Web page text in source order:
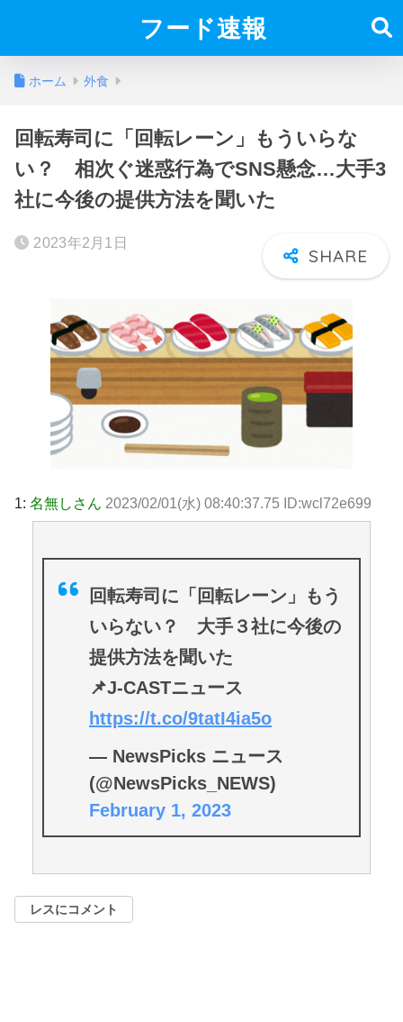
フード速報
ホーム 外食
回転寿司に「回転レーン」もういらな
い？ 相次ぐ迷惑行為でSNS懸念…大手3
社に今後の提供方法を聞いた
2023年2月1日
1: 名無しさん 2023/02/01(水) 08:40:37.75 ID:wcl72e699
回転寿司に「回転レーン」もう
いらない？ 大手３社に今後の
提供方法を聞いた
📌J-CASTニュース
https://t.co/9tatI4ia5o
— NewsPicks ニュース
(@NewsPicks_NEWS)
February 1, 2023
レスにコメント